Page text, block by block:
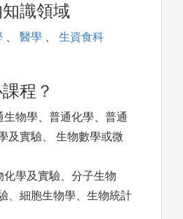
識領域
、 醫學 、 生資食科
程？
物學、普通化學、普通
及實驗、 生物數學或微
化學及實驗、分子生物
、細胞生物學、生物統計